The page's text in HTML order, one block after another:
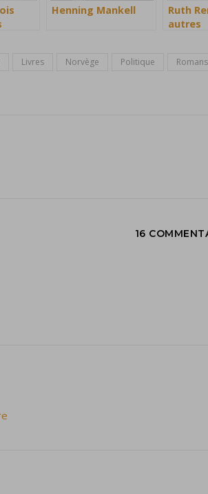
Henning Mankell
Ruth
autres
Livres Norvège Politique
16